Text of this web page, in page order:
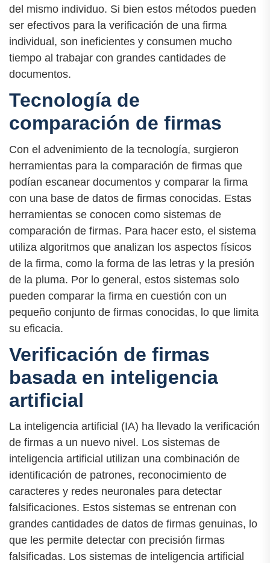
del mismo individuo. Si bien estos métodos pueden
ser efectivos para la verificación de una firma
individual, son ineficientes y consumen mucho
tiempo al trabajar con grandes cantidades de
documentos.
Tecnología de
comparación de firmas
Con el advenimiento de la tecnología, surgieron
herramientas para la comparación de firmas que
podían escanear documentos y comparar la firma
con una base de datos de firmas conocidas. Estas
herramientas se conocen como sistemas de
comparación de firmas. Para hacer esto, el sistema
utiliza algoritmos que analizan los aspectos físicos
de la firma, como la forma de las letras y la presión
de la pluma. Por lo general, estos sistemas solo
pueden comparar la firma en cuestión con un
pequeño conjunto de firmas conocidas, lo que limita
su eficacia.
Verificación de firmas
basada en inteligencia
artificial
La inteligencia artificial (IA) ha llevado la verificación
de firmas a un nuevo nivel. Los sistemas de
inteligencia artificial utilizan una combinación de
identificación de patrones, reconocimiento de
caracteres y redes neuronales para detectar
falsificaciones. Estos sistemas se entrenan con
grandes cantidades de datos de firmas genuinas, lo
que les permite detectar con precisión firmas
falsificadas. Los sistemas de inteligencia artificial